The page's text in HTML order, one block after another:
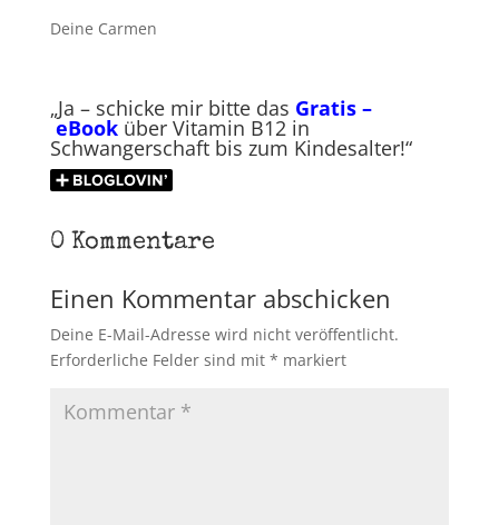
Deine Carmen
„Ja – schicke mir bitte das Gratis –
eBooküber Vitamin B12 in
Schwangerschaft bis zum Kindesalter!“
0 Kommentare
Einen Kommentar abschicken
Deine E-Mail-Adresse wird nicht veröffentlicht.
Erforderliche Felder sind mit * markiert